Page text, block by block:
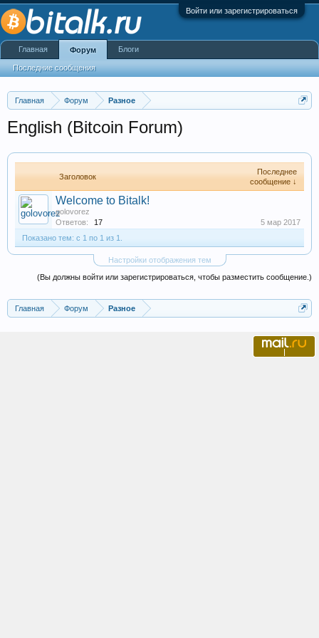
Войти или зарегистрироваться
Главная Форум Разное
English (Bitcoin Forum)
Заголовок
Последнее
сообщение ↓
Welcome to Bitalk!
golovorez
Ответов:
17
5 мар 2017
Показано тем: с 1 по 1 из 1.
Настройки отображения тем
(Вы должны войти или зарегистрироваться, чтобы разместить сообщение.)
Главная Форум Разное
Главная Форум
Последние сообщения
Блоги